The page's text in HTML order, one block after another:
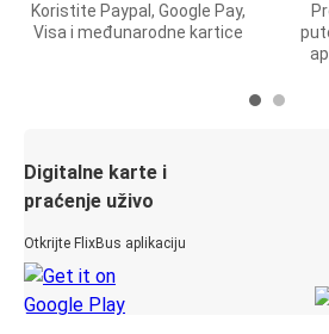
Koristite Paypal, Google Pay,
Visa i međunarodne kartice
Digitalne karte i
praćenje uživo
Otkrijte FlixBus aplikaciju